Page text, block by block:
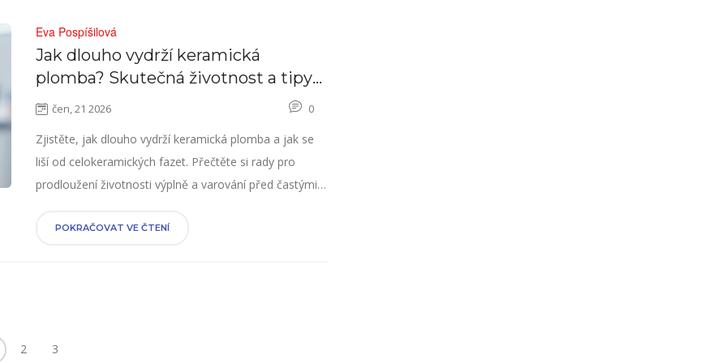
Eva Pospíšilová
Jak dlouho vydrží keramická
plomba? Skutečná životnost a tipy
pro péči
čen, 21 2026 0
Zjistěte, jak dlouho vydrží keramická plomba a jak se
liší od celokeramických fazet. Přečtěte si rady pro
prodloužení životnosti výplně a varování před častými
POKRAČOVAT VE ČTENÍ
2 3